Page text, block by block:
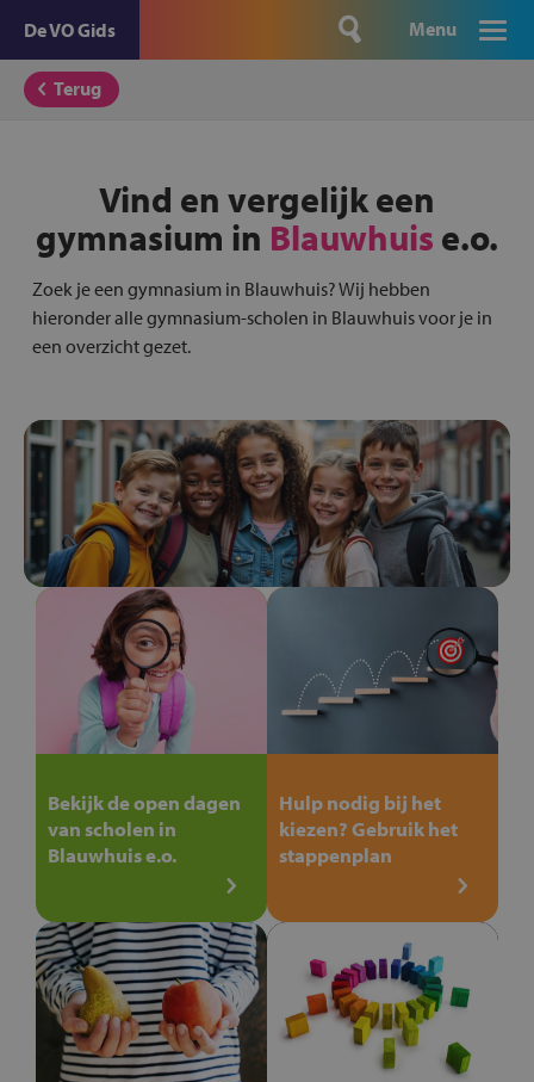
De VO Gids Menu
Terug
Vind en vergelijk een
gymnasium in Blauwhuis e.o.
Zoek je een gymnasium in Blauwhuis? Wij hebben
hieronder alle gymnasium-scholen in Blauwhuis voor je in
een overzicht gezet.
Bekijk de open dagen
van scholen in
Blauwhuis e.o.
Hulp nodig bij het
kiezen? Gebruik het
stappenplan